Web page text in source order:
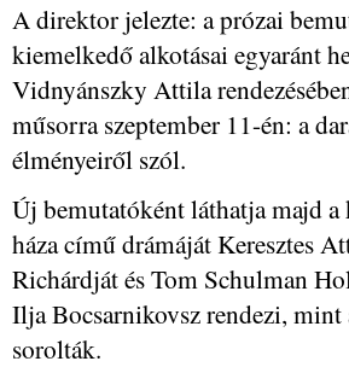
A direktor jelezte: a prózai
kiemelkedő alkotásai egyaránt
Vidnyánszky Attila
műsorra szeptember 11-én: a
élményeiről szól.
Új bemutatóként láthatja majd
háza című drámáját Keresztes
Richárdját és Tom Schulman
Ilja Bocsarnikovsz rendezi,
sorolták.